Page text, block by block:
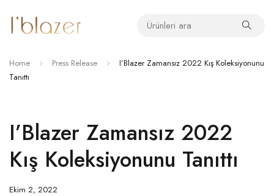
Home Press Release
I’Blazer Zamansız 2022 Kış Koleksiyonunu
Tanıttı
I’Blazer Zamansız 2022
Kış Koleksiyonunu Tanıttı
Ekim 2, 2022